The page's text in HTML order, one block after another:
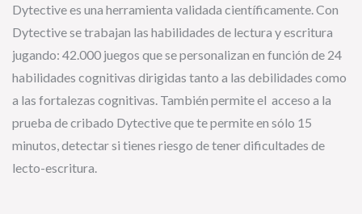
Dytective es una herramienta validada científicamente. Con
Dytective se trabajan las habilidades de lectura y escritura
jugando: 42.000 juegos que se personalizan en función de 24
habilidades cognitivas dirigidas tanto a las debilidades como
a las fortalezas cognitivas. También permite el acceso a la
prueba de cribado Dytective que te permite en sólo 15
minutos, detectar si tienes riesgo de tener dificultades de
lecto-escritura.